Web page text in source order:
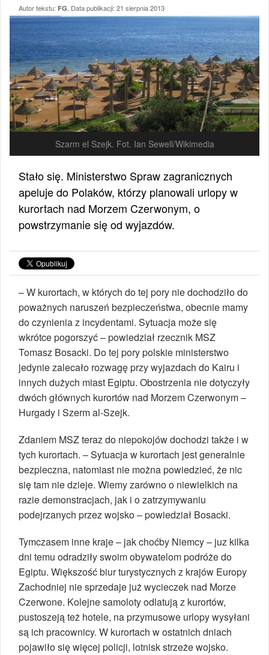
Autor tekstu: FG , Data publikacji: 21 sierpnia 2013
Szarm el Szejk. Fot. Ian Sewell/Wikimedia
Stało się. Ministerstwo Spraw zagranicznych
apeluje do Polaków, którzy planowali urlopy w
kurortach nad Morzem Czerwonym, o
powstrzymanie się od wyjazdów.
– W kurortach, w których do tej pory nie dochodziło do
poważnych naruszeń bezpieczeństwa, obecnie mamy
do czynienia z incydentami. Sytuacja może się
wkrótce pogorszyć – powiedział rzecznik MSZ
Tomasz Bosacki. Do tej pory polskie ministerstwo
jedynie zalecało rozwagę przy wyjazdach do Kairu i
innych dużych miast Egiptu. Obostrzenia nie dotyczyły
dwóch głównych kurortów nad Morzem Czerwonym –
Hurgady i Szerm al-Szejk.
Zdaniem MSZ teraz do niepokojów dochodzi także i w
tych kurortach. – Sytuacja w kurortach jest generalnie
bezpieczna, natomiast nie można powiedzieć, że nic
się tam nie dzieje. Wiemy zarówno o niewielkich na
razie demonstracjach, jak i o zatrzymywaniu
podejrzanych przez wojsko – powiedział Bosacki.
Tymczasem inne kraje – jak choćby Niemcy – juz kilka
dni temu odradziły swoim obywatelom podróże do
Egiptu. Większość biur turystycznych z krajów Europy
Zachodniej nie sprzedaje już wycieczek nad Morze
Czerwone. Kolejne samoloty odlatują z kurortów,
pustoszeją też hotele, na przymusowe urlopy wysyłani
są ich pracownicy. W kurortach w ostatnich dniach
pojawiło się więcej policji, lotnisk strzeże wojsko.